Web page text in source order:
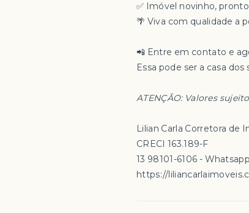
✅ Imóvel novinho,
🌴 Viva com qualidade a
📲 Entre em contato e
Essa pode ser a casa
ATENÇÃO: Valores
Lilian Carla Corretora de
CRECI 163.189-F
13 98101-6106 -
https://